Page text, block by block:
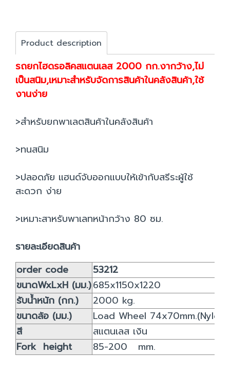
Product description
รถยกไฮดรอลิคสแตนเลส 2000 กก.งากว้าง,ไม่
เป็นสนิม,เหมาะสำหรับจัดการสินค้าในคลังสินค้า,ใช้
งานง่าย
>สำหรับยกพาเลตสินค้าในคลังสินค้า
>ทนสนิม
>ปลอดภัย แฮนด์จับออกแบบให้เข้ากับสรีระผู้ใช้
สะดวก ง่าย
>เหมาะสาหรับพาเลทหน้ากว้าง 80 ซม.
รายละเอียดสินค้า
order code
53212
ขนาดWxLxH (มม.)685x1150x1220
รับน้ำหนัก (กก.)
2000 kg.
ขนาดล้อ (มม.)
Load Wheel 74x70mm.(Nylon)
สี
สแตนเลส เงิน
Fork height
85-200 mm.